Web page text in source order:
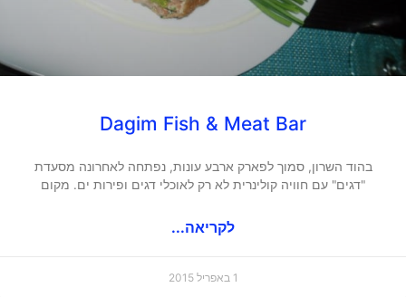
Dagim Fish & Meat Bar
בהוד השרון, סמוך לפארק ארבע עונות, נפתחה לאחרונה מסעדת
"דגים" עם חוויה קולינרית לא רק לאוכלי דגים ופירות ים. מקום
לקריאה...
1 באפריל 2015